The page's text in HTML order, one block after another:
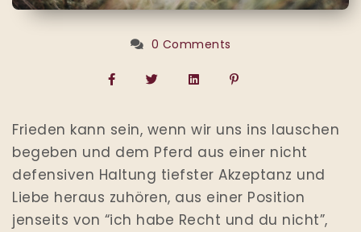
0 Comments
Frieden kann sein, wenn wir uns ins lauschen
begeben und dem Pferd aus einer nicht
defensiven Haltung tiefster Akzeptanz und
Liebe heraus zuhören, aus einer Position
jenseits von “ich habe Recht und du nicht”,